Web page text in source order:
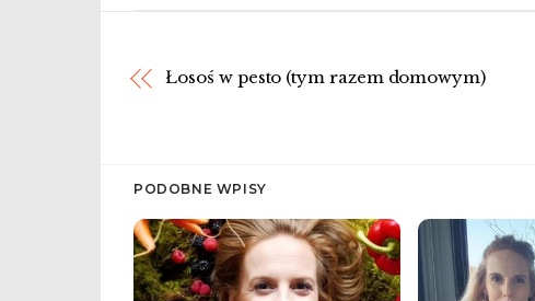
Łosoś w pesto (tym razem domowym)
PODOBNE WPISY